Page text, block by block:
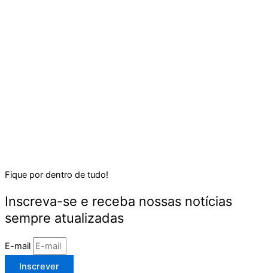
Fique por dentro de tudo!
Inscreva-se e receba nossas notícias
sempre atualizadas
E-mail
Inscrever